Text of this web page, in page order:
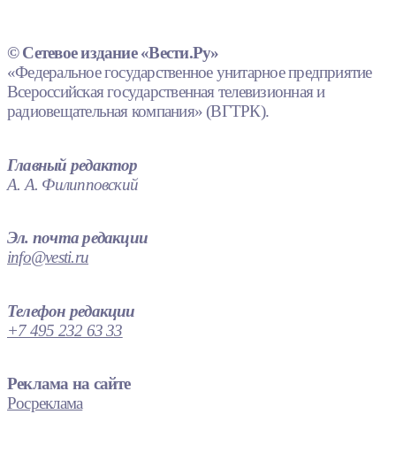
© Сетевое издание «Вести.Ру»
«Федеральное государственное унитарное предприятие
Всероссийская государственная телевизионная и
радиовещательная компания» (ВГТРК).
Главный редактор
А. А. Филипповский
Эл. почта редакции
info@vesti.ru
Телефон редакции
+7 495 232 63 33
Реклама на сайте
Росреклама